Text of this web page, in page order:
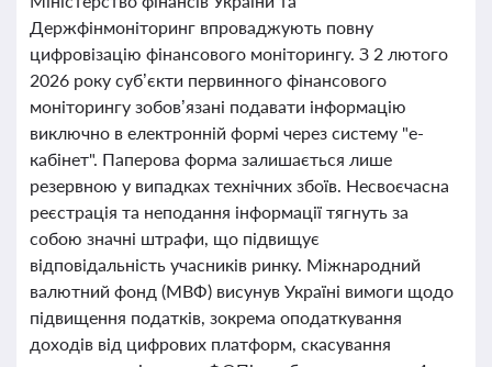
Держфінмоніторинг впроваджують повну
цифровізацію фінансового моніторингу. З 2 лютого
2026 року суб’єкти первинного фінансового
моніторингу зобов’язані подавати інформацію
виключно в електронній формі через систему "е-
кабінет". Паперова форма залишається лише
резервною у випадках технічних збоїв. Несвоєчасна
реєстрація та неподання інформації тягнуть за
собою значні штрафи, що підвищує
відповідальність учасників ринку. Міжнародний
валютний фонд (МВФ) висунув Україні вимоги щодо
підвищення податків, зокрема оподаткування
доходів від цифрових платформ, скасування